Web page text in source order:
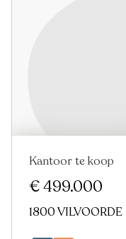
Kantoor te koop
€ 499.000
1800 VILVOORDE